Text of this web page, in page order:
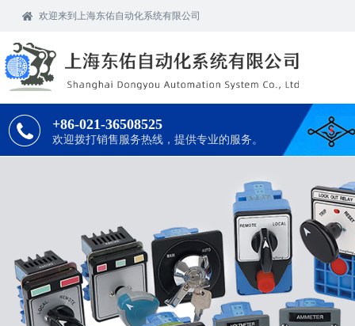
欢迎来到上海东佑自动化系统有限公司
+86-021-36508525
欢迎拨打销售服务热线，提供专业的服务。